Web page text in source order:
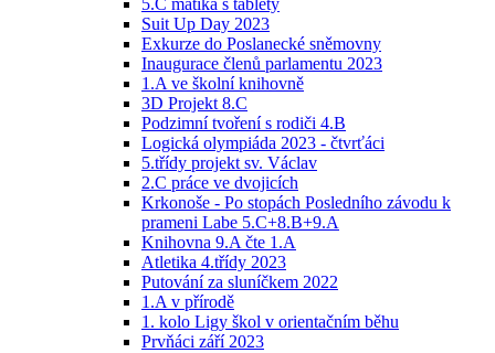
Suit Up Day 2023
Exkurze do Poslanecké sněmovny
Inaugurace členů parlamentu 2023
1.A ve školní knihovně
3D Projekt 8.C
Podzimní tvoření s rodiči 4.B
Logická olympiáda 2023 - čtvrťáci
5.třídy projekt sv. Václav
2.C práce ve dvojicích
Krkonoše - Po stopách Posledního závodu k
prameni Labe 5.C+8.B+9.A
Knihovna 9.A čte 1.A
Atletika 4.třídy 2023
Putování za sluníčkem 2022
1.A v přírodě
1. kolo Ligy škol v orientačním běhu
Prvňáci září 2023